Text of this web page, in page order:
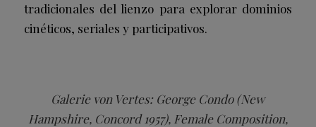
tradicionales del lienzo para explorar dominios
cinéticos, seriales y participativos.
Galerie von Vertes: George Condo (New
Hampshire, Concord 1957), Female Composition,